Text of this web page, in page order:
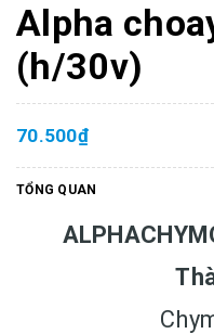
Alpha
(h/30v)
70.500₫
TỔNG QUAN